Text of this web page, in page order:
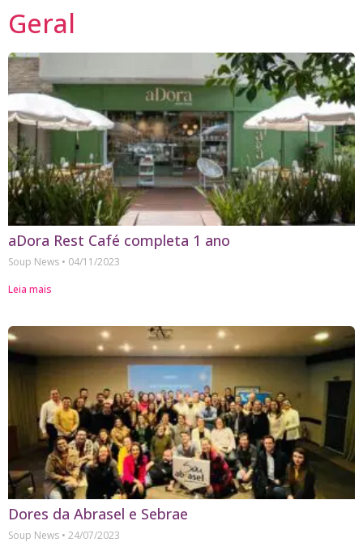
Geral
aDora Rest Café completa 1 ano
Soup News
04/11/2023
Leia mais
Dores da Abrasel e Sebrae
Soup News
24/07/2023